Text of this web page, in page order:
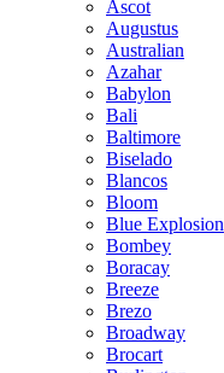
Ascot
Augustus
Australian
Azahar
Babylon
Bali
Baltimore
Biselado
Blancos
Bloom
Blue Explosion
Bombey
Boracay
Breeze
Brezo
Broadway
Brocart